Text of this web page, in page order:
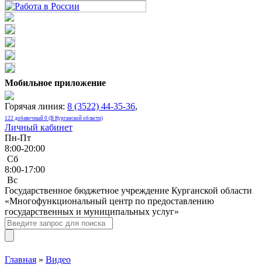
Мобильное приложение
Горячая линия: 8 (3522) 44-35-36,
122 добавочный 0 (В Курганской области)
Личный кабинет
Пн-Пт
8:00-20:00
Сб
8:00-17:00
Bc
Государственное бюджетное учреждение Курганской области
«Многофункциональный центр по предоставлению
государственных и муниципальных услуг»
Главная » Видео